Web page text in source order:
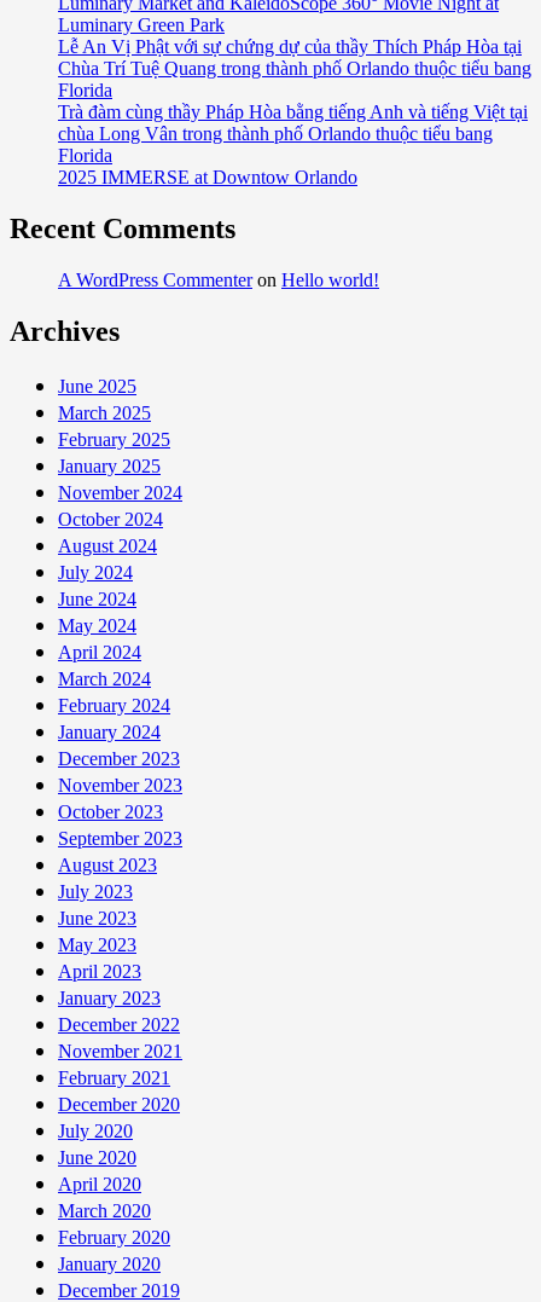
thuộc
tiểu
bang
Florida
Thượng
Thích
Thắng
Hoan
2024
tại
Chùa
Vân
thành
Orlando
tiểu
bang
Florida
Luminary Green Park
Lễ An Vị Phật với sự chứng dự của thầy Thích Pháp Hòa tại
Chùa Trí Tuệ Quang trong thành phố Orlando thuộc tiểu bang
Florida
Trà đàm cùng thầy Pháp Hòa bằng tiếng Anh và tiếng Việt tại
chùa Long Vân trong thành phố Orlando thuộc tiểu bang
Florida
2025 IMMERSE at Downtow Orlando
Recent Comments
A WordPress Commenteron Hello world!
Archives
June 2025
March 2025
February 2025
January 2025
November 2024
October 2024
August 2024
July 2024
June 2024
May 2024
April 2024
March 2024
February 2024
January 2024
December 2023
November 2023
October 2023
September 2023
August 2023
July 2023
June 2023
May 2023
April 2023
January 2023
December 2022
November 2021
February 2021
December 2020
July 2020
June 2020
April 2020
March 2020
February 2020
January 2020
December 2019